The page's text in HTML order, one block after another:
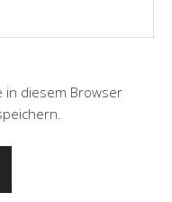
in diesem Browser